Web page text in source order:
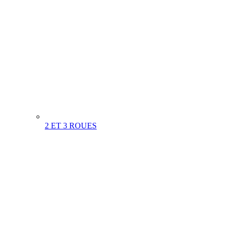
2 ET 3 ROUES